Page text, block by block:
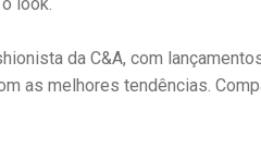
da C&A, com
as melhores tendências.